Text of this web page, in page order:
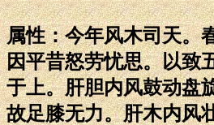
属性：今年风木司天。
因平昔怒劳忧思。以致
于上。肝胆内风鼓动盘
故足膝无力。肝木内风